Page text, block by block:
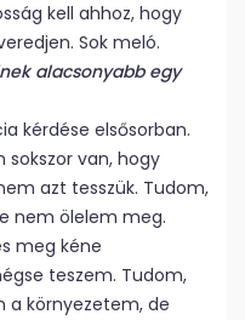
kell ahhoz, hogy
Sok meló.
alacsonyabb egy
kérdése elsősorban.
sokszor van, hogy
azt tesszük. Tudom,
nem ölelem meg.
meg kéne
teszem. Tudom,
a környezetem, de